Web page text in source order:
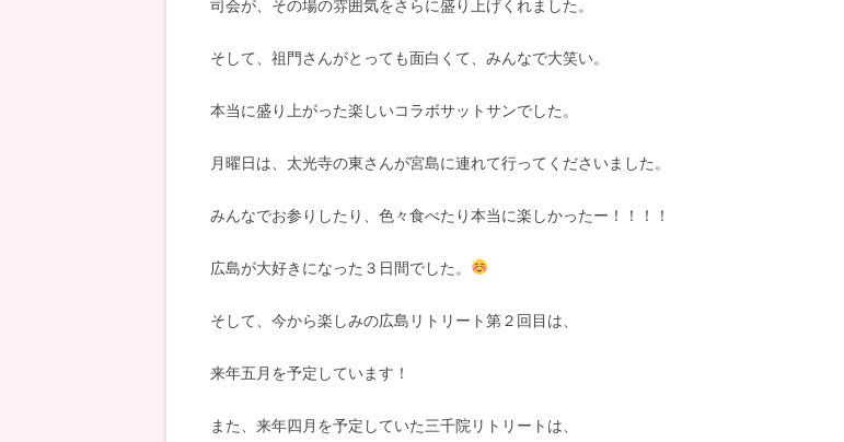
司会が、その場の雰囲気をさらに盛り上げくれました。
そして、祖門さんがとっても面白くて、みんなで大笑い。
本当に盛り上がった楽しいコラボサットサンでした。
月曜日は、太光寺の東さんが宮島に連れて行ってくださいました。
みんなでお参りしたり、色々食べたり本当に楽しかったー！！！！
広島が大好きになった３日間でした。
そして、今から楽しみの広島リトリート第２回目は、
来年五月を予定しています！
また、来年四月を予定していた三千院リトリートは、